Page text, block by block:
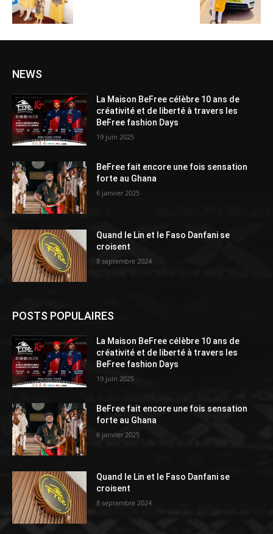
NEWS
La Maison BeFree célèbre 10 ans de
créativité et de liberté à travers les
BeFree fashion Days
19 juin 2025
BeFree fait encore une fois sensation
forte au Ghana
6 janvier 2025
Quand le Lin et le Faso Danfani se
croisent
8 septembre 2024
POSTS POPULAIRES
La Maison BeFree célèbre 10 ans de
créativité et de liberté à travers les
BeFree fashion Days
19 juin 2025
BeFree fait encore une fois sensation
forte au Ghana
6 janvier 2025
Quand le Lin et le Faso Danfani se
croisent
8 septembre 2024